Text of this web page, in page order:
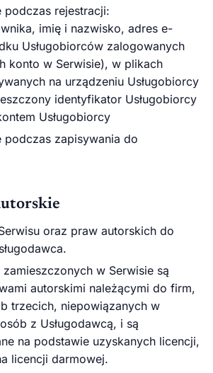
podczas rejestracji:
imię i nazwisko, adres e-
Usługobiorców zalogowanych
konto w Serwisie), w plikach
na urządzeniu Usługobiorcy
identyfikator Usługobiorcy
Usługobiorcy
podczas zapisywania do
oraz praw autorskich do
w Serwisie są
autorskimi należącymi do firm,
trzecich, niepowiązanych w
z Usługodawcą, i są
na podstawie uzyskanych licencji,
licencji darmowej.